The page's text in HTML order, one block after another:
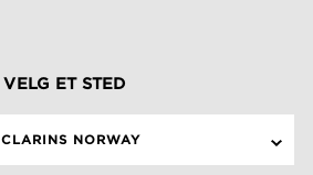
VELG ET STED
CLARINS NORWAY